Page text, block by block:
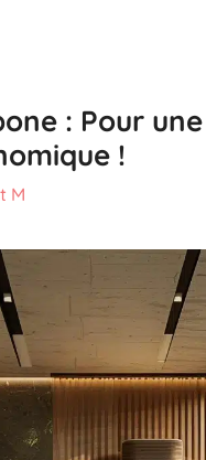
: Pour
!
M